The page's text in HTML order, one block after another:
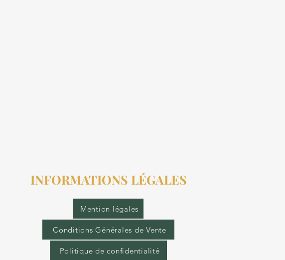
INFORMATIONS LÉGALES
Mention légales
Conditions Générales de Vente
Politique de confidentialité